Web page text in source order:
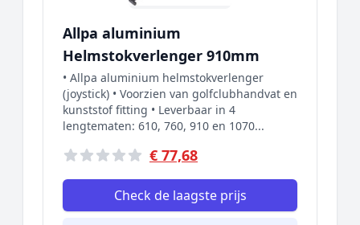
Allpa aluminium
Helmstokverlenger 910mm
• Allpa aluminium helmstokverlenger
(joystick) • Voorzien van golfclubhandvat en
kunststof fitting • Leverbaar in 4
lengtematen: 610, 760, 910 en 1070...
€ 77,68
Check de laagste prijs